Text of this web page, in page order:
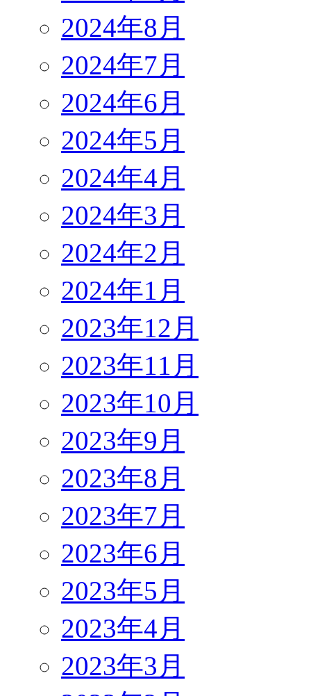
2024年8月
2024年7月
2024年6月
2024年5月
2024年4月
2024年3月
2024年2月
2024年1月
2023年12月
2023年11月
2023年10月
2023年9月
2023年8月
2023年7月
2023年6月
2023年5月
2023年4月
2023年3月